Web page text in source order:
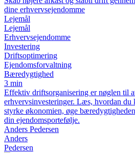
dine erhvervsejendomme
Lejemål
Lejemål
Erhvervsejendomme
Investering
Driftsoptimering
Ejendomsforvaltning
Bæredygtighed
3 min
Effektiv driftsorganisering er nøglen til
erhvervsinvesteringer. Læs, hvordan du
styrke økonomien, øge
din ejendomsportefølje.
Anders Pedersen
Anders
Pedersen